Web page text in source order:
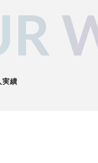
実績